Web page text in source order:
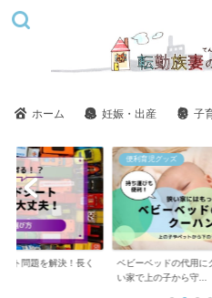
ホーム 妊娠・出産 子
にクーハンを購入！狭
子育ての悩み
子供とお家遊びが苦痛
時の楽な乗り越え方